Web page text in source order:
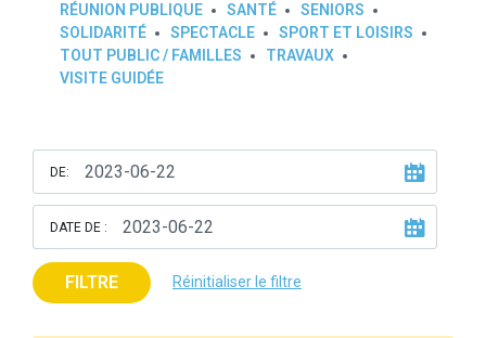
RÉUNION PUBLIQUE
SANTÉ
SENIORS
SOLIDARITÉ
SPECTACLE
SPORT ET LOISIRS
TOUT PUBLIC / FAMILLES
TRAVAUX
VISITE GUIDÉE
DE:
DATE DE :
FILTRE Réinitialiser le filtre